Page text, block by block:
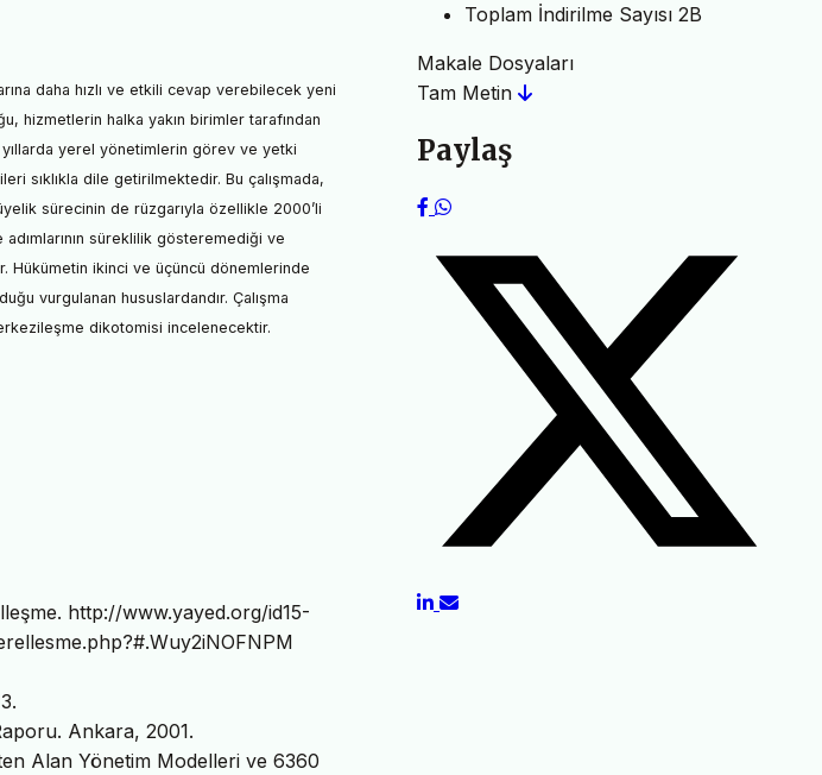
daha hızlı ve etkili cevap verebilecek yeni
hizmetlerin halka yakın birimler tarafından
yerel yönetimlerin görev ve yetki
sıklıkla dile getirilmektedir. Bu çalışmada,
sürecinin de rüzgarıyla özellikle 2000’li
süreklilik gösteremediği ve
ikinci ve üçüncü dönemlerinde
vurgulanan hususlardandır. Çalışma
dikotomisi incelenecektir.
http://www.yayed.org/id15-
Ankara, 2001.
Alan Yönetim Modelleri ve 6360
Toplam İndirilme Sayısı 2B
Makale Dosyaları
Tam Metin
Paylaş